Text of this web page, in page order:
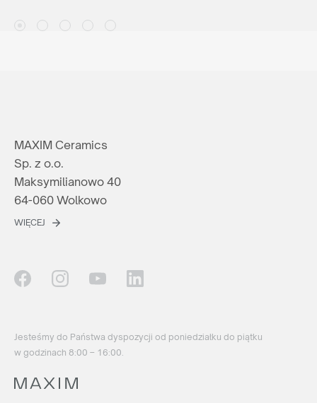
MAXIM Ceramics
Sp. z o.o.
Maksymilianowo 40
64-060 Wolkowo
WIĘCEJ
Jesteśmy do Państwa dyspozycji od poniedziałku do piątku
w godzinach 8:00 – 16:00.